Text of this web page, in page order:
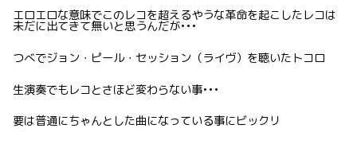
エロエロな意味でこのレコを超えるやうな革命を起こしたレコは
未だに出てきて無いと思うんだが•••
つべでジョン・ピール・セッション（ライヴ）を聴いたトコロ
生演奏でもレコとさほど変わらない事•••
要は普通にちゃんとした曲になっている事にビックリ